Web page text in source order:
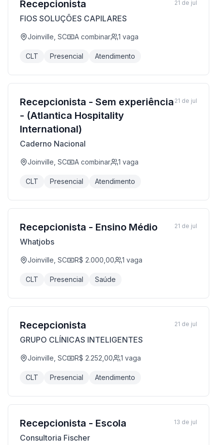
Recepcionista
FIOS SOLUÇÕES CAPILARES
Joinville, SC A combinar 1 vaga
CLT Presencial Atendimento
21 de jul
Recepcionista - Sem experiência
- (Atlantica Hospitality
International)
Caderno Nacional
Joinville, SC A combinar 1 vaga
CLT Presencial Atendimento
21 de jul
Recepcionista - Ensino Médio
Whatjobs
Joinville, SC R$ 2.000,00 1 vaga
CLT Presencial Saúde
21 de jul
Recepcionista
GRUPO CLÍNICAS INTELIGENTES
Joinville, SC R$ 2.252,00 1 vaga
CLT Presencial Atendimento
21 de jul
Recepcionista - Escola
Consultoria Fischer
13 de jul